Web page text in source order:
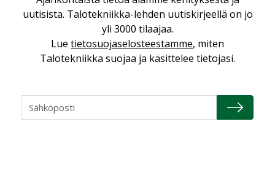
Kaivamattomat menetelmät
vakiinnuttavat asemansa taloyhtiöissä
LEHDEN ARTIKKELIT ,TILAAJILLE
uutisista. Talotekniikka-lehden uutiskirjeellä on jo
yli 3000 tilaajaa.
Lue tietosuojaselosteestamme, miten
Talotekniikka suojaa ja käsittelee tietojasi.